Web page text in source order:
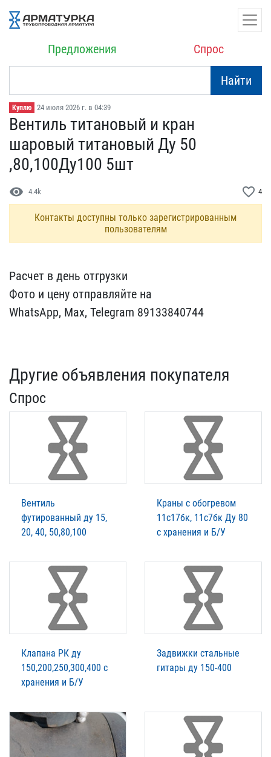
Предложения Спрос
Найти
Куплю 24 июля 2026 г. в 04:39
Вентиль титановый и кран​
шаровый титановый Ду 50​
,80,100Ду100 5шт
visibility 4.4k favorite_border 4
Контакты доступны только зарегистрированным
пользователям
Расчет в день отгрузки
Ф​ото и цену отправляйте н​а
WhatsApp, Max, Telegra​m 89133840744
Другие объявления покупателя
Спрос
Вентиль
футированный ду 15,
20, 40, 50,80,100
Краны с обогревом
11с17бк, 11с7бк Ду 80
с хранения и Б/У
Клапана РК ду
150,200,250,300,400 с
хранения и Б/У
Задвижки стальные
гитары ду 150-400